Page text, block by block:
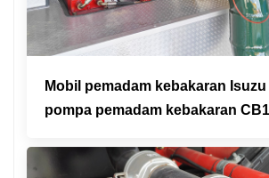
Mobil pemadam kebakaran
pompa pemadam kebakaran